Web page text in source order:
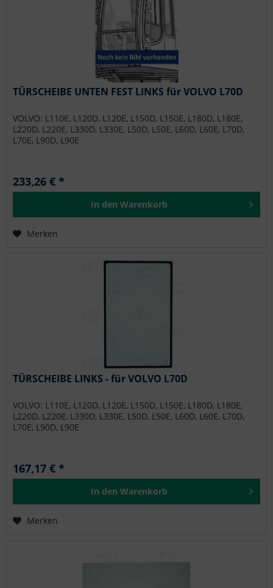
TÜRSCHEIBE UNTEN FEST LINKS für VOLVO L70D
VOLVO: L110E, L120D, L120E, L150D, L150E, L180D, L180E,
L220D, L220E, L330D, L330E, L50D, L50E, L60D, L60E, L70D,
L70E, L90D, L90E
233,26 € *
In den Warenkorb
Merken
TÜRSCHEIBE LINKS - für VOLVO L70D
VOLVO: L110E, L120D, L120E, L150D, L150E, L180D, L180E,
L220D, L220E, L330D, L330E, L50D, L50E, L60D, L60E, L70D,
L70E, L90D, L90E
167,17 € *
In den Warenkorb
Merken